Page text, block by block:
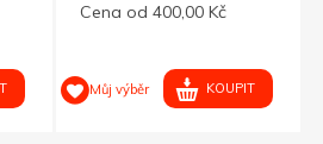
Cena od 400,00 Kč
Můj výběr KOUPIT